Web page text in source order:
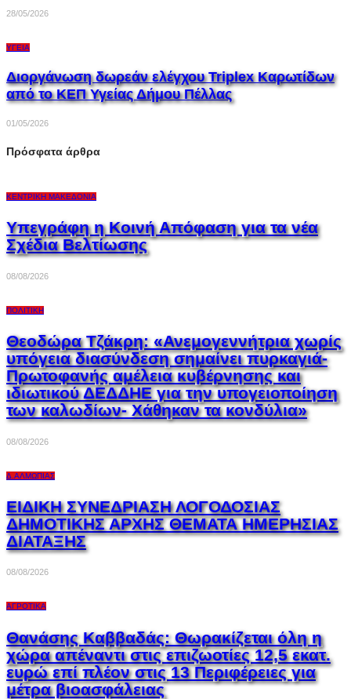
28/05/2026
ΥΓΕΊΑ
Διοργάνωση δωρεάν ελέγχου Triplex Kαρωτίδων
από το ΚΕΠ Υγείας Δήμου Πέλλας
01/05/2026
Πρόσφατα άρθρα
ΚΕΝΤΡΙΚΉ ΜΑΚΕΔΟΝΊΑ
Υπεγράφη η Κοινή Απόφαση για τα νέα
Σχέδια Βελτίωσης
08/08/2026
ΠΟΛΙΤΙΚΉ
Θεοδώρα Τζάκρη: «Ανεμογεννήτρια χωρίς
υπόγεια διασύνδεση σημαίνει πυρκαγιά-
Πρωτοφανής αμέλεια κυβέρνησης και
ιδιωτικού ΔΕΔΔΗΕ για την υπογειοποίηση
των καλωδίων- Χάθηκαν τα κονδύλια»
08/08/2026
Δ.ΑΛΜΩΠΊΑΣ
ΕΙΔΙΚΗ ΣΥΝΕΔΡΙΑΣΗ ΛΟΓΟΔΟΣΙΑΣ
ΔΗΜΟΤΙΚΗΣ ΑΡΧΗΣ ΘΕΜΑΤΑ ΗΜΕΡΗΣΙΑΣ
ΔΙΑΤΑΞΗΣ
08/08/2026
ΑΓΡΟΤΙΚΆ
Θανάσης Καββαδάς: Θωρακίζεται όλη η
χώρα απέναντι στις επιζωοτίες 12,5 εκατ.
ευρώ επί πλέον στις 13 Περιφέρειες για
μέτρα βιοασφάλειας